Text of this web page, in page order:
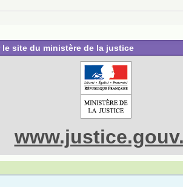
site du ministère de la justice